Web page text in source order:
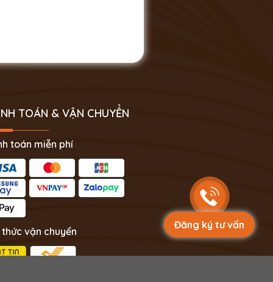
Đăng ký tư vấn
TOÁN & VẬN CHUYỂN
toán miễn phí
thức vận chuyển